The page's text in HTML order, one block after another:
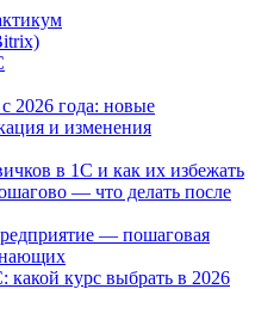
2026 года: новые
и изменения
в 1С и как их избежать
— что делать после
— пошаговая
какой курс выбрать в 2026